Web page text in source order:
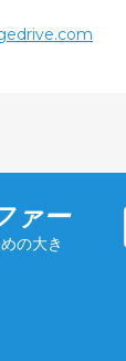
ァー
の大き